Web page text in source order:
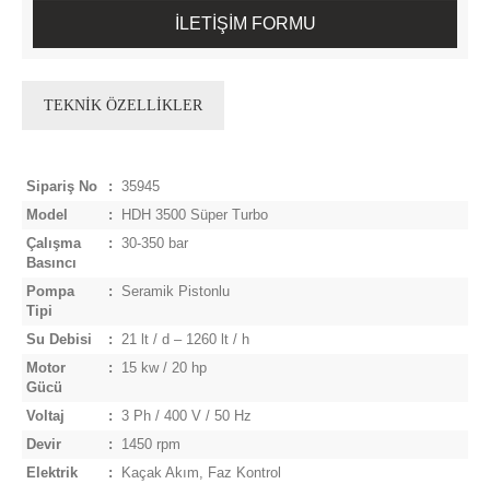
İLETİŞİM FORMU
TEKNİK ÖZELLİKLER
Sipariş No :
35945
Model
:
HDH 3500 Süper Turbo
Çalışma
Basıncı
: 30-350 bar
Pompa
Tipi
: Seramik Pistonlu
Su Debisi :
21 lt / d – 1260 lt / h
Motor
Gücü
: 15 kw / 20 hp
Voltaj :
3 Ph / 400 V / 50 Hz
Devir
:
1450 rpm
Elektrik
: Kaçak Akım, Faz Kontrol